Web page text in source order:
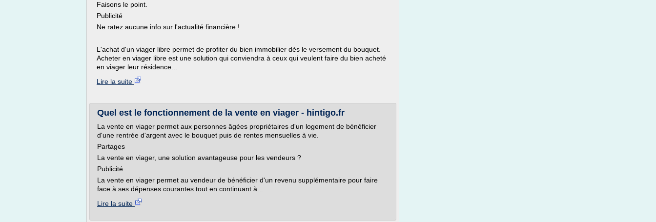
Faisons le point.
Publicité
Ne ratez aucune info sur l'actualité financière !
L'achat d'un viager libre permet de profiter du bien immobilier dès le versement du bouquet.
Acheter en viager libre est une solution qui conviendra à ceux qui veulent faire du bien acheté
en viager leur résidence...
Lire la suite
Quel est le fonctionnement de la vente en viager - hintigo.fr
La vente en viager permet aux personnes âgées propriétaires d'un logement de bénéficier
d'une rentrée d'argent avec le bouquet puis de rentes mensuelles à vie.
Partages
La vente en viager, une solution avantageuse pour les vendeurs ?
Publicité
La vente en viager permet au vendeur de bénéficier d'un revenu supplémentaire pour faire
face à ses dépenses courantes tout en continuant à...
Lire la suite